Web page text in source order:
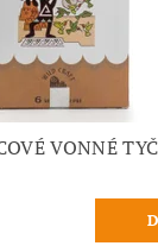
VONNÉ